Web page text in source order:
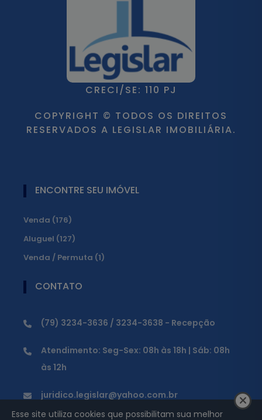
CRECI/SE: 110 PJ
COPYRIGHT © TODOS OS DIREITOS
RESERVADOS A LEGISLAR IMOBILIÁRIA.
ENCONTRE SEU IMÓVEL
Venda (176)
Aluguel (127)
Venda / Permuta (1)
CONTATO
(79) 3234-3636 / 3234-3638 - Recepção
Atendimento: Seg-Sex: 08h às 18h | Sáb: 08h
às 12h
juridico.legislar@yahoo.com.br
Esse site utiliza cookies que possibilitam sua melhor